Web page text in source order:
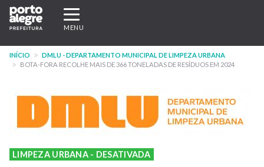
Pular
para
conteúdo
principal
Expandir/recolher
navegação
MENU
INÍCIO
DMLU - DEPARTAMENTO MUNICIPAL DE LIMPEZA URBANA
BOTA-FORA RECOLHE MAIS DE 366 TONELADAS DE RESÍDUOS EM 2024
LIMPEZA URBANA - DESATIVADA